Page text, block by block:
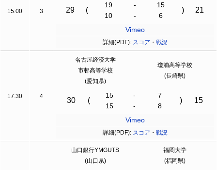
15:00 3 29 (
19 -
15
10
- 6
) 21
Vimeo
詳細(PDF): スコア ・ 戦況
17:30 4
名古屋経済大学
市邨高等学校
(愛知県)
瓊浦高等学校
(長崎県)
30 (
15 -
7
15
- 8
) 15
Vimeo
詳細(PDF): スコア ・ 戦況
山口銀行YMGUTS
(山口県)
福岡大学
(福岡県)